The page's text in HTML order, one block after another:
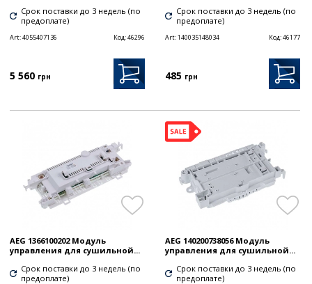
Срок поставки до 3 недель (по
предоплате)
Art:4055407136 Код:46296
5 560 грн
Срок поставки до 3 недель (по
предоплате)
Art:140035148034 Код:46177
485 грн
AEG 1366100202 Модуль
управления для сушильной...
Срок поставки до 3 недель (по
предоплате)
AEG 140200738056 Модуль
управления для сушильной...
Срок поставки до 3 недель (по
предоплате)